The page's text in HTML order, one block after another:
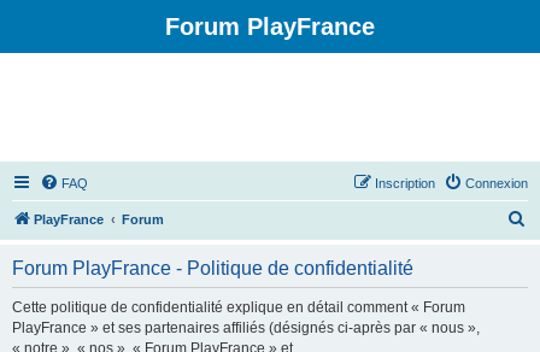
Forum PlayFrance
FAQ Connexion
Inscription
PlayFrance Forum
Forum PlayFrance - Politique de confidentialité
Cette politique de confidentialité explique en détail comment « Forum
PlayFrance » et ses partenaires affiliés (désignés ci-après par « nous »,
« notre », « nos », « Forum PlayFrance » et